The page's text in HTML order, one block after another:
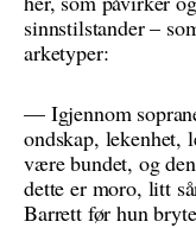
sinnstilstander –
arketyper:
— Igjennom
ondskap, lekenhet,
være bundet, og
dette er moro, litt
Barrett før hun